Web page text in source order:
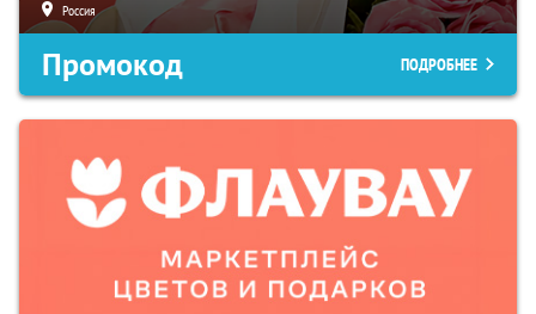
Россия
Промокод ПОДРОБНЕЕ